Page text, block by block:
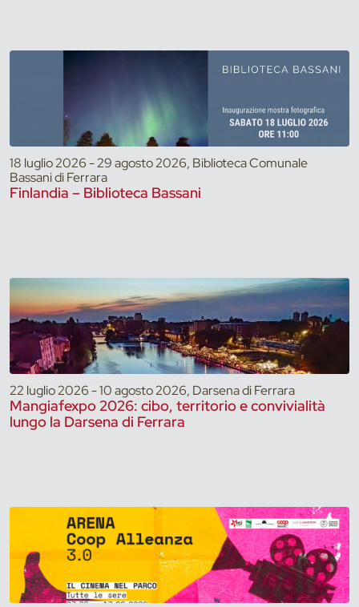
18 luglio 2026 - 29 agosto 2026, Biblioteca Comunale
Bassani di Ferrara
Finlandia – Biblioteca Bassani
22 luglio 2026 - 10 agosto 2026, Darsena di Ferrara
Mangiafexpo 2026: cibo, territorio e convivialità
lungo la Darsena di Ferrara